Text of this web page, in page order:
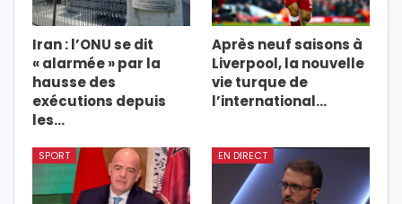
Iran : l’ONU se dit
« alarmée » par la
hausse des
exécutions depuis
les…
Après neuf saisons à
Liverpool, la nouvelle
vie turque de
l’international…
SPORT EN DIRECT